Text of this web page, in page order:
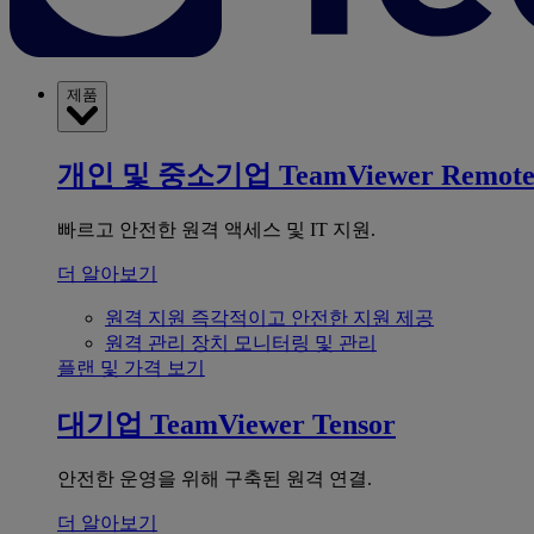
제품
개인 및 중소기업 TeamViewer Remote
빠르고 안전한 원격 액세스 및 IT 지원.
더 알아보기
원격 지원 즉각적이고 안전한 지원 제공
원격 관리 장치 모니터링 및 관리
플랜 및 가격 보기
대기업 TeamViewer Tensor
안전한 운영을 위해 구축된 원격 연결.
더 알아보기